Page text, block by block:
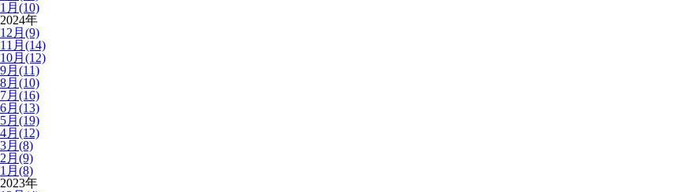
1月(10)
2024年
12月(9)
11月(14)
10月(12)
9月(11)
8月(10)
7月(16)
6月(13)
5月(19)
4月(12)
3月(8)
2月(9)
1月(8)
2023年